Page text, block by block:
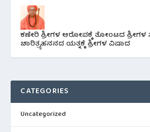
ಕಣೇರಿ ಶ್ರೀಗಳ ಆರೋಪಕ್ಕೆ ತೋಂಟದ ಶ್ರೀಗಳ
ಚಾರಿತ್ರ್ಯಹನನದ ಯತ್ನಕ್ಕೆ ಶ್ರೀಗಳ ವಿಷಾದ
CATEGORIES
Uncategorized